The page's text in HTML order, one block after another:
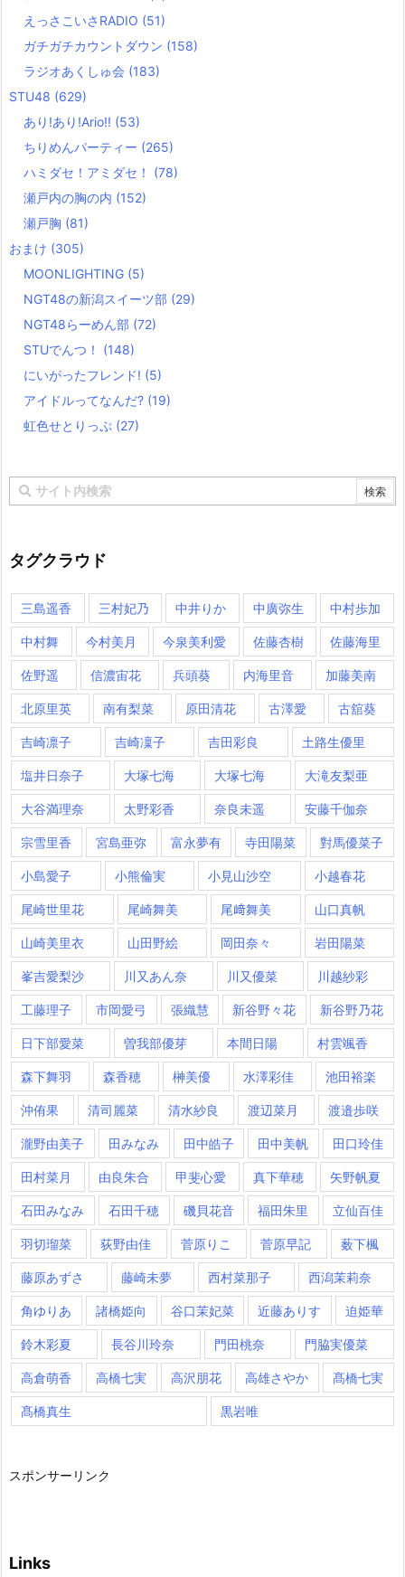
えっさこいさRADIO (51)
ガチガチカウントダウン (158)
ラジオあくしゅ会 (183)
STU48 (629)
あり!あり!Ario!! (53)
ちりめんパーティー (265)
ハミダセ！アミダセ！ (78)
瀬戸内の胸の内 (152)
瀬戸胸 (81)
おまけ (305)
MOONLIGHTING (5)
NGT48の新潟スイーツ部 (29)
NGT48らーめん部 (72)
STUでんつ！ (148)
にいがったフレンド! (5)
アイドルってなんだ? (19)
虹色せとりっぷ (27)
タグクラウド
三島遥香 三村妃乃 中井りか 中廣弥生 中村歩加
中村舞 今村美月 今泉美利愛 佐藤杏樹 佐藤海里
佐野遥 信濃宙花 兵頭葵 内海里音 加藤美南
北原里英 南有梨菜 原田清花 古澤愛 古舘葵
吉崎凛子 吉崎凜子 吉田彩良 土路生優里
塩井日奈子 大塚七海 大塚七海​ 大滝友梨亜
大谷満理奈 太野彩香 奈良未遥 安藤千伽奈
宗雪里香 宮島亜弥 富永夢有 寺田陽菜 對馬優菜子
小島愛子 小熊倫実 小見山沙空 小越春花
尾崎世里花 尾崎舞美 尾﨑舞美 山口真帆
山崎美里衣 山田野絵 岡田奈々 岩田陽菜
峯吉愛梨沙 川又あん奈 川又優菜 川越紗彩
工藤理子 市岡愛弓 張織慧 新谷野々花 新谷野乃花
日下部愛菜 曽我部優芽 本間日陽 村雲颯香
森下舞羽 森香穂 榊美優 水澤彩佳 池田裕楽
沖侑果 清司麗菜 清水紗良 渡辺菜月 渡邉歩咲
瀧野由美子 田みなみ 田中皓子 田中美帆 田口玲佳
田村菜月 由良朱合 甲斐心愛 真下華穂 矢野帆夏
石田みなみ 石田千穂 磯貝花音 福田朱里 立仙百佳
羽切瑠菜 荻野由佳 菅原りこ 菅原早記 薮下楓
藤原あずさ 藤崎未夢 西村菜那子 西潟茉莉奈
角ゆりあ 諸橋姫向 谷口茉妃菜 近藤ありす 迫姫華
鈴木彩夏 長谷川玲奈 門田桃奈 門脇実優菜
高倉萌香 高橋七実 高沢朋花 高雄さやか 髙橋七実
髙橋真生 黒岩唯
スポンサーリンク
Links